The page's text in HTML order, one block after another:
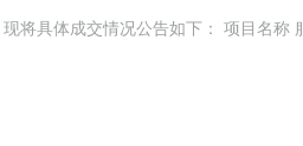
将具体成交情况公告如下： 项目名称